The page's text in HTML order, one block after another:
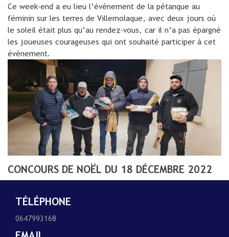
Ce week-end a eu lieu l’événement de la pétanque au
féminin sur les terres de Villemolaque, avec deux jours où
le soleil était plus qu’au rendez-vous, car il n’a pas épargné
les joueuses courageuses qui ont souhaité participer à cet
évènement.
CONCOURS DE NOËL DU 18 DÉCEMBRE 2022
TÉLÉPHONE
0647993168